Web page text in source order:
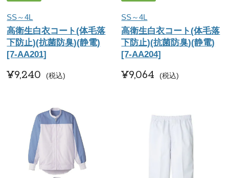
SS～4L
高衛生白衣コート(体毛落
下防止)(抗菌防臭)(静電)
[7-AA201]
¥9,240 税込
SS～4L
高衛生白衣コート(体毛落
下防止)(抗菌防臭)(静電)
[7-AA204]
¥9,064 税込